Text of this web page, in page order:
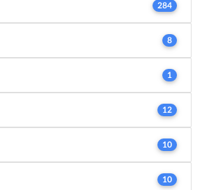
284
8
1
12
10
10